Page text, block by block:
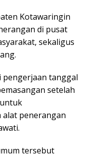
Kotawaringin
di pusat
sekaligus
pengerjaan tanggal
setelah
penerangan
tersebut